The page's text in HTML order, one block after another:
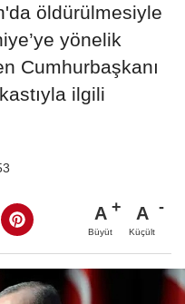
öldürülmesiyle
yönelik
Cumhurbaşkanı
ilgili
A
Büyüt
A
Küçült